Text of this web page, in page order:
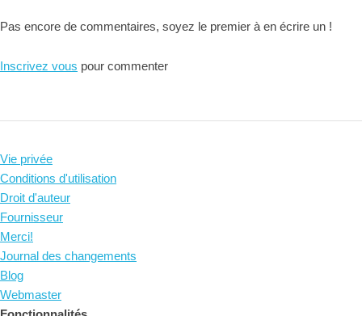
Pas encore de commentaires, soyez le premier à en écrire un !
Inscrivez vous pour commenter
Vie privée
Conditions d'utilisation
Droit d'auteur
Fournisseur
Merci!
Journal des changements
Blog
Webmaster